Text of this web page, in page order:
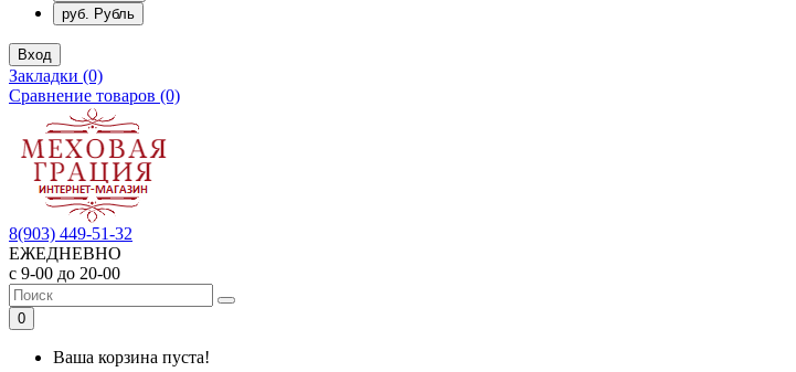
руб. Рубль
Вход
Закладки (0)
Сравнение товаров (0)
8(903) 449-51-32
ЕЖЕДНЕВНО
с 9-00 до 20-00
0
Ваша корзина пуста!